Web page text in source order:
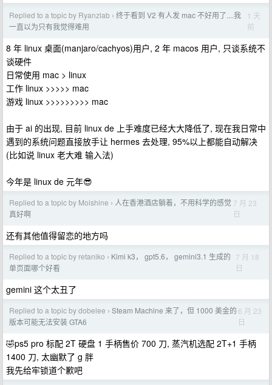
Replied to a topic by Ryanzlab › 终于看到 V2 有人发 mac 不好用了....我
一直以为只有我觉得难用
1 天
前
8 年 linux 桌面(manjaro/cachyos)用户, 2 年 macos 用户, 只谈系统不
谈硬件
日常使用 mac > linux
工作 linux >>>>> mac
游戏 linux >>>>>>>>> mac
由于 ai 的出现, 目前 linux de 上手难度已经大大降低了, 现在我日常中
遇到的系统问题直接放手让 hermes 去处理, 95%以上都能自动解决
(比如说 linux 老大难 输入法)
今年是 linux de 元年😎
Replied to a topic by Moishine › 人在香港酒店躺着，不用科学的感觉
真好啊
7 月 23
日
还有其他值得留恋的地方吗
Replied to a topic by retaniko › Kimi k3， gpt5.6， gemini3.1 生成的
单页面哪个好看
7 月 18
日
gemini 这个太丑了
Replied to a topic by dobelee › Steam Machine 来了，但 1000 美金的
版本可能无法安装 GTA6
6 月 23
日
🤣ps5 pro 标配 2T 硬盘 1 手柄售价 700 刀, 蒸汽机选配 2T+1 手柄
1400 刀, 太幽默了 g 胖
我先给牢锁道个歉吧